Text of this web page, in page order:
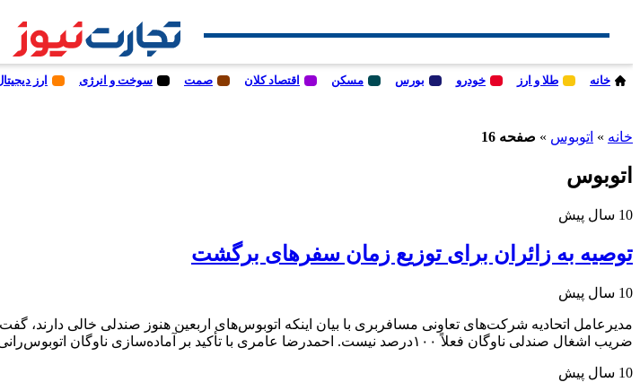
خانه طلا و ارز خودرو بورس مسکن اقتصاد کلان صمت سوخت و انرژی ارز
خانه » اتوبوس » صفحه 16
اتوبوس
10 سال پیش
توصیه به زائران برای توزیع زمان سفرهای برگشت
10 سال پیش
مدیرعامل اتحادیه شرکت‌های تعاونی مسافربری با بیان اینکه ‌اتوبوس‌های اربعین هنوز صندلی خالی
ضریب اشغال صندلی ناوگان فعلاً ۱۰۰درصد نیست. ‌احمدرضا عامری با تأکید بر آماده‌سازی ناوگان اتوبوس‌رانی، مینی‌بوس‌رانی و سواری کرایه از ماه‌های گذشته برای خدمات‌دهی به زائران […]
10 سال پیش